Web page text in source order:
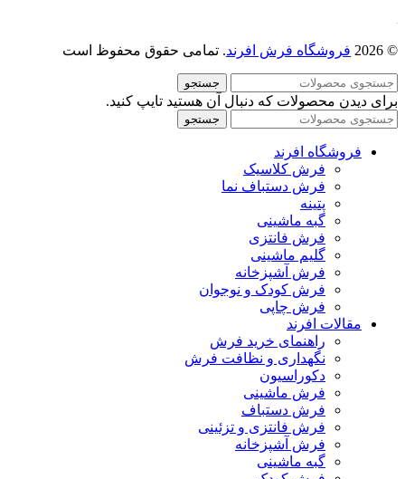
© 2026 فروشگاه فرش افرند. تمامی حقوق محفوظ است
جستجو
برای دیدن محصولات که دنبال آن هستید تایپ کنید.
جستجو
فروشگاه افرند
فرش کلاسیک
فرش دستباف نما
پتینه
گبه ماشینی
فرش فانتزی
گلیم ماشینی
فرش آشپزخانه
فرش کودک و نوجوان
فرش چاپی
مقالات افرند
راهنمای خرید فرش
نگهداری و نظافت فرش
دکوراسیون
فرش ماشینی
فرش دستباف
فرش فانتزی و تزئینی
فرش آشپزخانه
گبه ماشینی